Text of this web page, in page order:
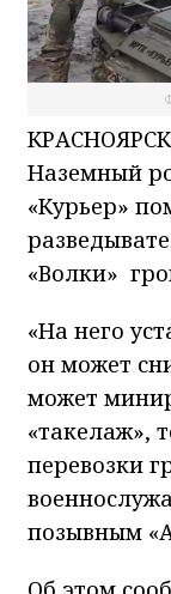
Наземный
«Курьер»
«Волки»
«На него
он может
может
«такелаж»,
перевозки
позывным